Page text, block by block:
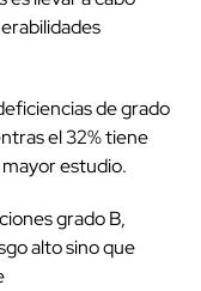
de grado
el 32% tiene
estudio.
grado B,
alto sino que